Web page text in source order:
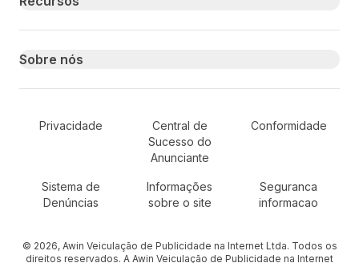
Sobre nós
Secondary Footer Navigation
Privacidade
Central de
Sucesso do
Anunciante
Conformidade
Sistema de
Denúncias
Informações
sobre o site
Seguranca
informacao
© 2026, Awin Veiculação de Publicidade na Internet Ltda. Todos os
direitos reservados. A Awin Veiculação de Publicidade na Internet